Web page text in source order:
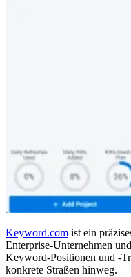
Keyword.com ist ein
Enterprise-Unternehmen
Keyword-Positionen und -
konkrete Straßen hinweg.